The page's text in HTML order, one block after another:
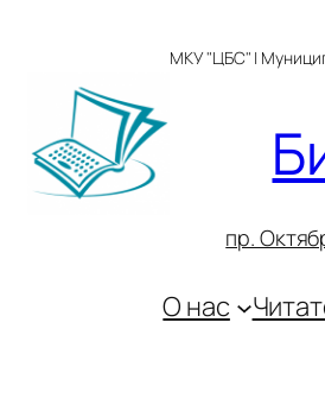
МКУ "ЦБС" |
пр.
О нас